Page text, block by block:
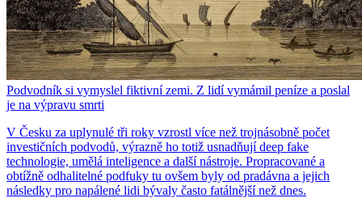
Podvodník si vymyslel fiktivní zemi. Z lidí vymámil peníze a poslal
je na výpravu smrti
V Česku za uplynulé tři roky vzrostl více než trojnásobně počet
investičních podvodů, výrazně ho totiž usnadňují deep fake
technologie, umělá inteligence a další nástroje. Propracované a
obtížně odhalitelné podfuky tu ovšem byly od pradávna a jejich
následky pro napálené lidi bývaly často fatálnější než dnes.